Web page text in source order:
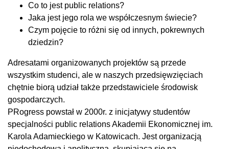
Co to jest public relations?
Jaka jest jego rola we współczesnym świecie?
Czym pojęcie to różni się od innych, pokrewnych
dziedzin?
Adresatami organizowanych projektów są przede
wszystkim studenci, ale w naszych przedsięwzięciach
chętnie biorą udział także przedstawiciele środowisk
gospodarczych.
PRogress powstał w 2000r. z inicjatywy studentów
specjalności public relations Akademii Ekonomicznej im.
Karola Adamieckiego w Katowicach. Jest organizacją